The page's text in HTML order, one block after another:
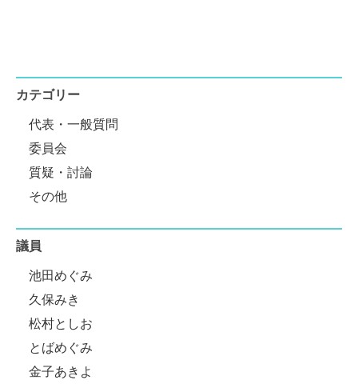
カテゴリー
代表・一般質問
委員会
質疑・討論
その他
議員
池田めぐみ
久保みき
松村としお
とばめぐみ
金子あきよ